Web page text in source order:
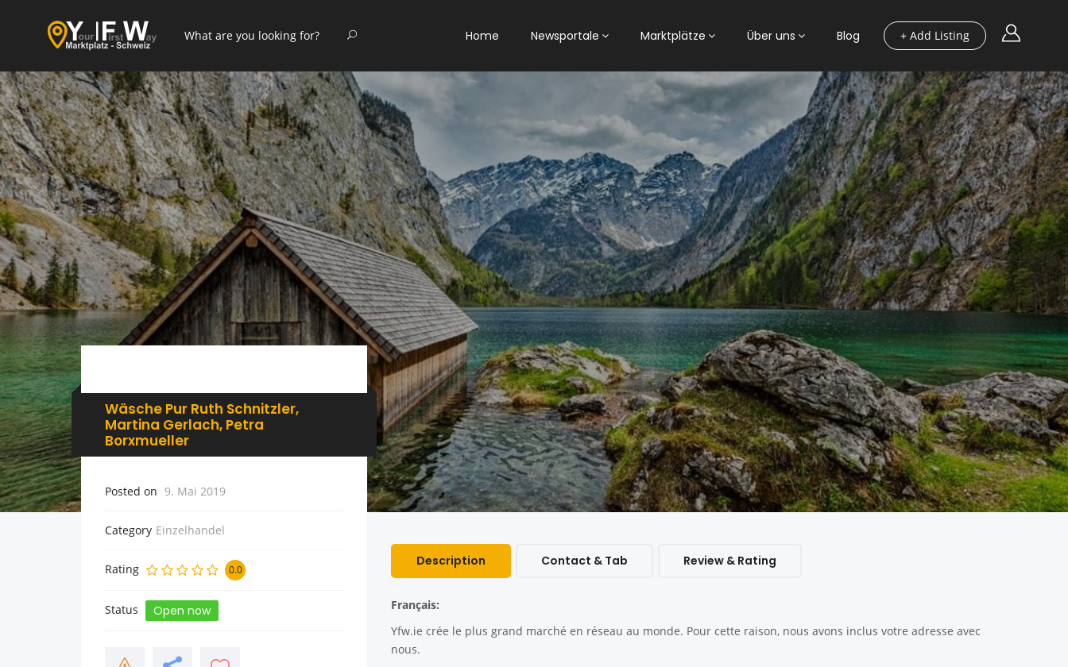
+ Add Listing
Home Newsportale Marktplätze Über uns Blog
Wäsche Pur Ruth Schnitzler,
Martina Gerlach, Petra
Borxmueller
Posted on 9. Mai 2019
Category Einzelhandel
Rating 0.0
Status Open now
Description Contact & Tab Review & Rating
Français:
Yfw.ie crée le plus grand marché en réseau au monde. Pour cette raison, nous avons inclus votre adresse avec
nous.